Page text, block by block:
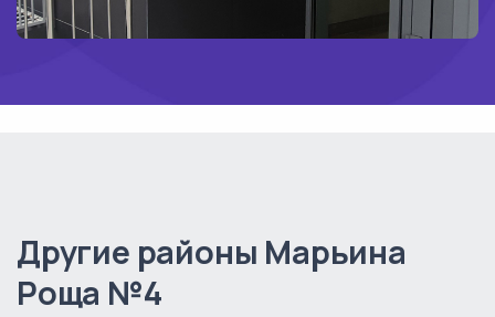
Другие районы Марьина
Роща №4